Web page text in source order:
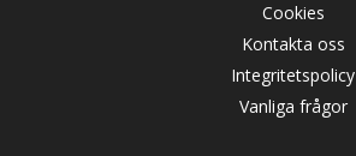
Cookies
Kontakta oss
Integritetspolicy
Vanliga frågor